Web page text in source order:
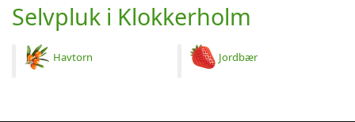
Selvpluk i Klokkerholm
Havtorn Jordbær